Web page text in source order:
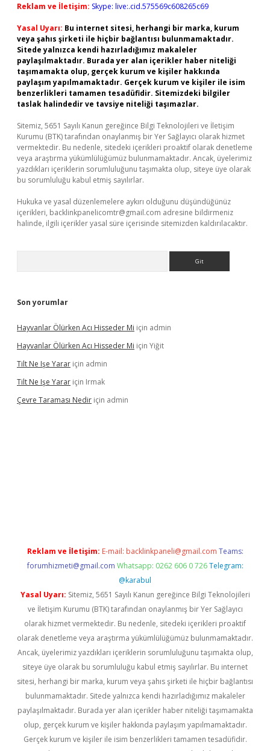
Reklam ve İletişim: Skype: live:.cid.575569c608265c69
Yasal Uyarı: Bu internet sitesi, herhangi bir marka, kurum
veya şahıs şirketi ile hiçbir bağlantısı bulunmamaktadır.
Sitede yalnızca kendi hazırladığımız makaleler
paylaşılmaktadır. Burada yer alan içerikler haber niteliği
taşımamakta olup, gerçek kurum ve kişiler hakkında
paylaşım yapılmamaktadır. Gerçek kurum ve kişiler ile isim
benzerlikleri tamamen tesadüfidir. Sitemizdeki bilgiler
taslak halindedir ve tavsiye niteliği taşımazlar.
Sitemiz, 5651 Sayılı Kanun gereğince Bilgi Teknolojileri ve İletişim
Kurumu (BTK) tarafından onaylanmış bir Yer Sağlayıcı olarak hizmet
vermektedir. Bu nedenle, sitedeki içerikleri proaktif olarak denetleme
veya araştırma yükümlülüğümüz bulunmamaktadır. Ancak, üyelerimiz
yazdıkları içeriklerin sorumluluğunu taşımakta olup, siteye üye olarak
bu sorumluluğu kabul etmiş sayılırlar.
Hukuka ve yasal düzenlemelere aykırı olduğunu düşündüğünüz
içerikleri, backlinkpanelicomtr@gmail.com adresine bildirmeniz
halinde, ilgili içerikler yasal süre içerisinde sitemizden kaldırılacaktır.
Son yorumlar
Hayvanlar Ölürken Acı Hisseder Mi için admin
Hayvanlar Ölürken Acı Hisseder Mi için Yiğit
Tilt Ne Işe Yarar için admin
Tilt Ne Işe Yarar için Irmak
Çevre Taraması Nedir için admin
Reklam ve İletişim: E-mail: backlinkpaneli@gmail.com Teams:
forumhizmeti@gmail.com Whatsapp: 0262 606 0 726 Telegram:
@karabul
Yasal Uyarı: Sitemiz, 5651 Sayılı Kanun gereğince Bilgi Teknolojileri
ve İletişim Kurumu (BTK) tarafından onaylanmış bir Yer Sağlayıcı
olarak hizmet vermektedir. Bu nedenle, sitedeki içerikleri proaktif
olarak denetleme veya araştırma yükümlülüğümüz bulunmamaktadır.
Ancak, üyelerimiz yazdıkları içeriklerin sorumluluğunu taşımakta olup,
siteye üye olarak bu sorumluluğu kabul etmiş sayılırlar. Bu internet
sitesi, herhangi bir marka, kurum veya şahıs şirketi ile hiçbir bağlantısı
bulunmamaktadır. Sitede yalnızca kendi hazırladığımız makaleler
paylaşılmaktadır. Burada yer alan içerikler haber niteliği taşımamakta
olup, gerçek kurum ve kişiler hakkında paylaşım yapılmamaktadır.
Gerçek kurum ve kişiler ile isim benzerlikleri tamamen tesadüfidir.